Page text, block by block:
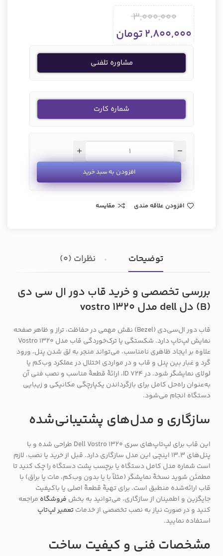
3,000,000
2,800,000تومان
مشاوره تلفنی
شماره کارت
افزودن به سبد خرید
افزودن علاقه مندی مقایسه
توضیحات نظرات (0)
بررسی تخصصی و خرید قاب دور ال سی دی
(B) دل dell مدل vostro 1320
قاب دور ال‌سی‌دی (Bezel) نقش مهمی در حفاظت، تراز و ظاهر صفحه
نمایش لپ‌تاپ دارد. شکستگی یا ترک‌خوردگی قاب مدل Vostro 1320
علاوه بر ایجاد ظاهری نامناسب، می‌تواند منجر به لق شدن پنل، ورود
گرد و غبار بین پنل و قاب و در مواردی اختلال در عملکرد وب‌کم یا
لولای نمایشگر شود. در ID 724، ارائهٔ قطعهٔ مناسب و نصب فنی آن
به‌عنوان راه‌حل کامل برای بازگرداندن یکپارچگی مکانیکی و زیبایی
دستگاه انجام می‌شود.
سازگاری و مدل‌های پشتیبانی‌شده
این قاب برای لپ‌تاپ‌های سری Dell Vostro 1320 طراحی شده و با
پنل‌های 13.3 اینچی این مدل سازگاری دارد. قبل از خرید یا نصب، لازم
است شماره مدل کامل دستگاه یا برچسب پشت دستگاه را چک کنید تا
مطمئن شوید نسخهٔ نمایشگر (مثلاً با یا بدون وب‌کم، مات یا براق) با
قاب ارائه‌شده منطبق است. برای تهیهٔ قطعهٔ اصلی یا باکیفیت
جایگزین و اطمینان از سازگاری، می‌توانید به بخش فروشگاه مراجعه
کنید و در صورت نیاز به نصب تخصصی از خدماتتعمیر لپ‌تاپ
استفاده نمایید.
مشخصات فنی و کیفیت ساخت